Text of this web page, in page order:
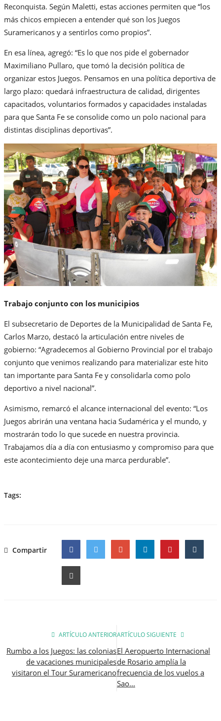
Reconquista. Según Maletti, estas acciones permiten que “los
más chicos empiecen a entender qué son los Juegos
Suramericanos y a sentirlos como propios”.
En esa línea, agregó: “Es lo que nos pide el gobernador
Maximiliano Pullaro, que tomó la decisión política de
organizar estos Juegos. Pensamos en una política deportiva de
largo plazo: quedará infraestructura de calidad, dirigentes
capacitados, voluntarios formados y capacidades instaladas
para que Santa Fe se consolide como un polo nacional para
distintas disciplinas deportivas”.
Trabajo conjunto con los municipios
El subsecretario de Deportes de la Municipalidad de Santa Fe,
Carlos Marzo, destacó la articulación entre niveles de
gobierno: “Agradecemos al Gobierno Provincial por el trabajo
conjunto que venimos realizando para materializar este hito
tan importante para Santa Fe y consolidarla como polo
deportivo a nivel nacional”.
Asimismo, remarcó el alcance internacional del evento: “Los
Juegos abrirán una ventana hacia Sudamérica y el mundo, y
mostrarán todo lo que sucede en nuestra provincia.
Trabajamos día a día con entusiasmo y compromiso para que
este acontecimiento deje una marca perdurable”.
Tags:
Compartir
Facebook
ARTÍCULO ANTERIOR
Rumbo a los Juegos: las colonias
de vacaciones municipales
visitaron el Tour Suramericano
ARTÍCULO SIGUIENTE
El Aeropuerto Internacional
de Rosario amplía la
frecuencia de los vuelos a
Sao...